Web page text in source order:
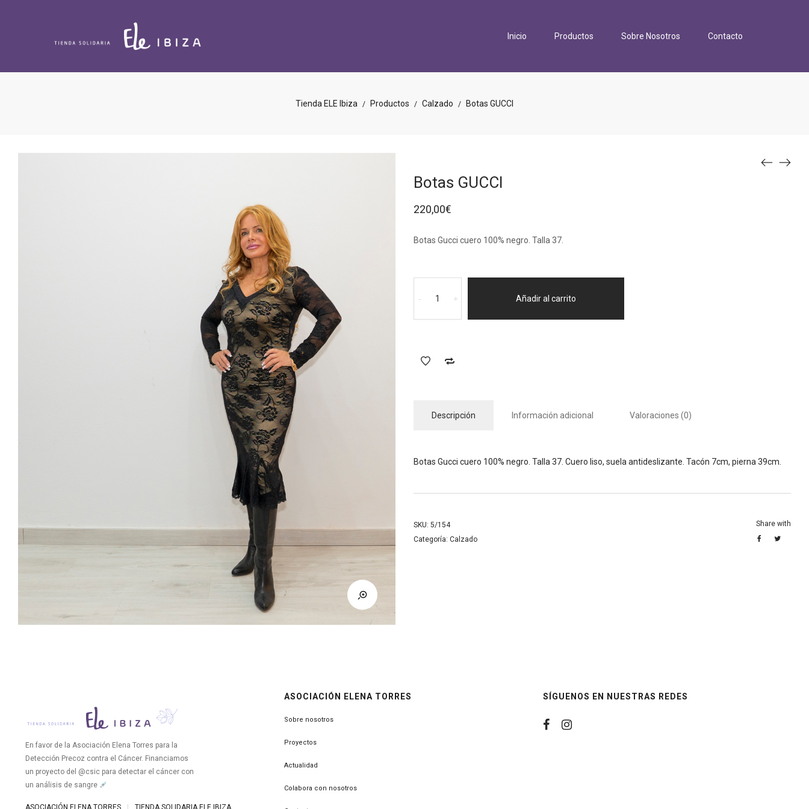
Inicio Productos Sobre Nosotros Contacto
Tienda ELE Ibiza / Productos / Calzado / Botas GUCCI
Botas GUCCI
220,00€
Botas Gucci cuero 100% negro. Talla 37.
GUCCI
+
- Añadir al carrito
Descripción Información adicional Valoraciones (0)
Botas Gucci cuero 100% negro. Talla 37. Cuero liso, suela antideslizante. Tacón 7cm, pierna 39cm.
SKU: 5/154
Categoría: Calzado
Share with
En favor de la Asociación Elena Torres para la
Detección Precoz contra el Cáncer. Financiamos
un proyecto del @csic para detectar el cáncer con
un análisis de sangre
ASOCIACIÓN ELENA TORRES TIENDA SOLIDARIA ELE IBIZA
ASOCIACIÓN ELENA TORRES
Sobre nosotros
Proyectos
Actualidad
Colabora con nosotros
SÍGUENOS EN NUESTRAS REDES